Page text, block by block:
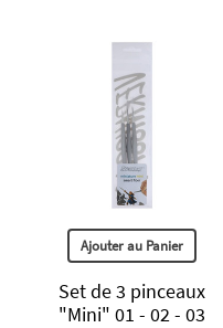
Ajouter au Panier
Set de 3 pinceaux
"Mini" 01 - 02 - 03